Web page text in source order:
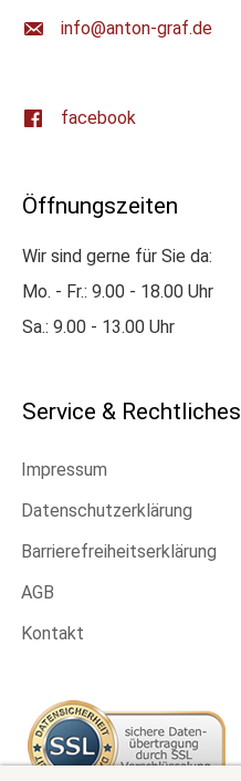
ed.farg-notna@ofni
facebook
Öffnungszeiten
Wir sind gerne für Sie da:
Mo. - Fr.: 9.00 - 18.00 Uhr
Sa.: 9.00 - 13.00 Uhr
Service & Rechtliches
Impressum
Datenschutzerklärung
Barrierefreiheitserklärung
AGB
Kontakt